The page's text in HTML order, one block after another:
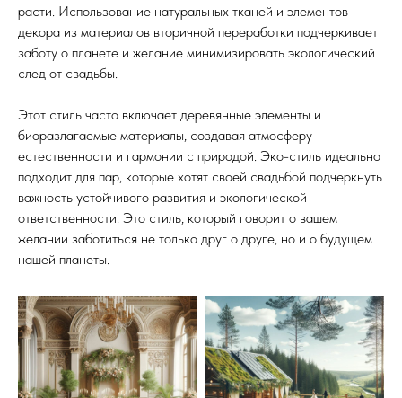
расти. Использование натуральных тканей и элементов
декора из материалов вторичной переработки подчеркивает
заботу о планете и желание минимизировать экологический
след от свадьбы.
Этот стиль часто включает деревянные элементы и
биоразлагаемые материалы, создавая атмосферу
естественности и гармонии с природой. Эко-стиль идеально
подходит для пар, которые хотят своей свадьбой подчеркнуть
важность устойчивого развития и экологической
ответственности. Это стиль, который говорит о вашем
желании заботиться не только друг о друге, но и о будущем
нашей планеты.